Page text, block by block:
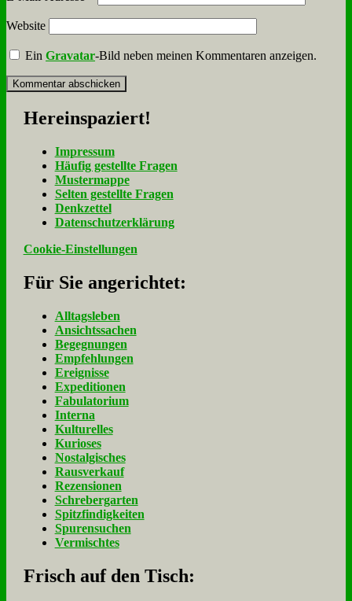
Website
EinGravatar-Bild neben meinen Kommentaren anzeigen.
Her­ein­spa­ziert!
Im­pres­sum
Häu­fig ge­stell­te Fra­gen
Mu­ster­map­pe
Sel­ten ge­stell­te Fra­gen
Denk­zet­tel
Da­ten­schutz­er­klä­rung
Cookie-Einstellungen
Für Sie an­ge­rich­tet:
Alltagsleben
Ansichtssachen
Begegnungen
Empfehlungen
Ereignisse
Expeditionen
Fabulatorium
Interna
Kulturelles
Kurioses
Nostalgisches
Rausverkauf
Rezensionen
Schrebergarten
Spitzfindigkeiten
Spurensuchen
Vermischtes
Frisch auf den Tisch: